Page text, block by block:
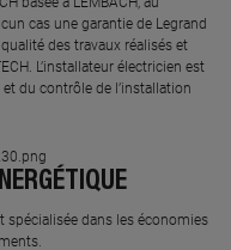
cas une garantie de Legrand
des travaux réalisés et
L’installateur électricien est
du contrôle de l’installation
spécialisée dans les économies